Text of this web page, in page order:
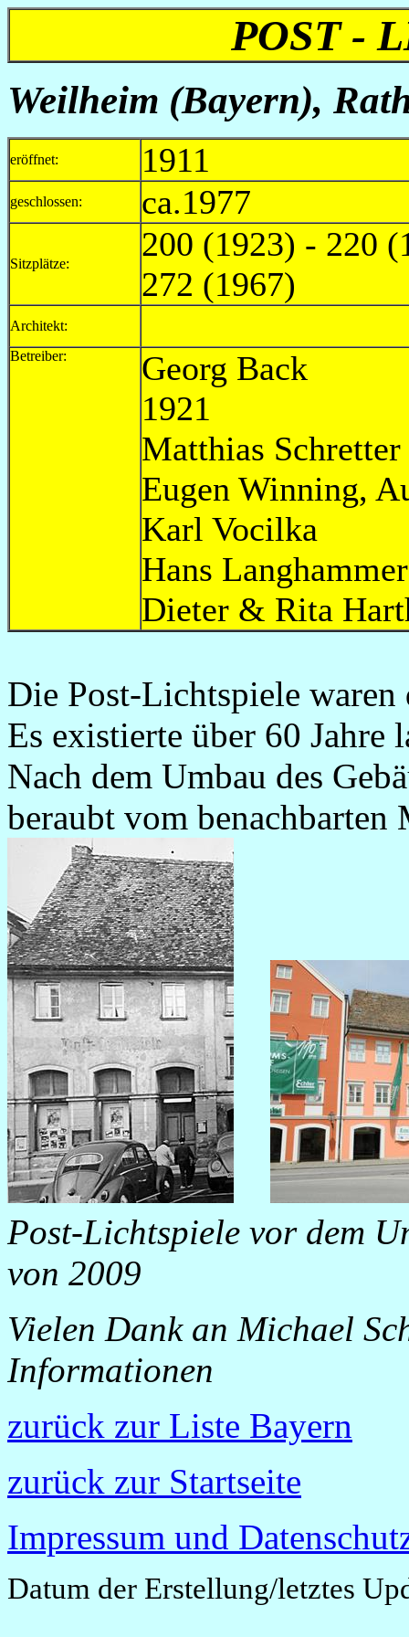
POST -
Weilheim (Bayern),
eröffnet: 1911
geschlossen: ca.1977
Sitzplätze:
200 (1923) - 220
272 (1967)
Architekt:
Betreiber:
Georg
1921
Matthias
Eugen
Karl
Hans
Dieter & Rita
Die Post-Lichtspiele waren
Es existierte über 60 Jahre
Nach dem Umbau des
beraubt vom benachbarten
Post-Lichtspiele vor dem
von 2009
Vielen Dank an Michael
Informationen
zurück zur Liste Bayern
zurück zur Startseite
Impressum und
Datum der Erstellung/letztes